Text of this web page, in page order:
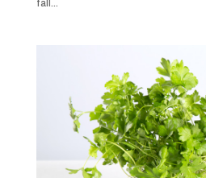
fall...